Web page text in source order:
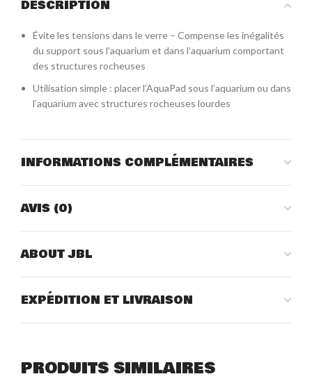
DESCRIPTION
Évite les tensions dans le verre – Compense les inégalités
du support sous l’aquarium et dans l’aquarium comportant
des structures rocheuses
Utilisation simple : placer l’AquaPad sous l’aquarium ou dans
l’aquarium avec structures rocheuses lourdes
INFORMATIONS COMPLÉMENTAIRES
AVIS (0)
ABOUT JBL
EXPÉDITION ET LIVRAISON
PRODUITS SIMILAIRES